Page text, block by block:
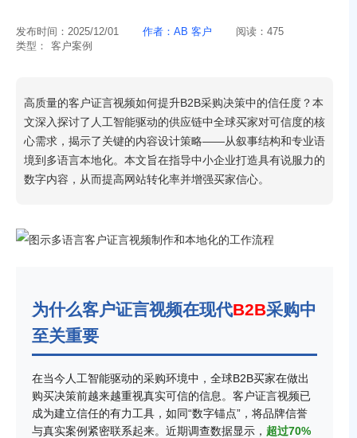
发布时间： 2025/12/01 作者： AB 客户 阅读： 475
类型：
客户案例
高质量的客户证言视频如何提升B2B采购决策中的信任度？本
文深入探讨了人工智能驱动的供应链中全球买家对可信度的核
心需求，揭示了关键的内容设计策略——从叙事结构和专业语
境到多语言本地化。本文旨在指导中小企业打造具有说服力的
数字内容，从而提高网站转化率并增强买家信心。
为什么客户证言视频在现代B2B采购中
至关重要
在当今人工智能驱动的采购环境中，全球B2B买家在做出
购买决策前越来越重视真实可信的信息。客户证言视频已
成为建立信任的有力工具，如同“数字锚点”，将品牌信誉
与真实案例紧密联系起来。近期调查数据显示， 超过70%